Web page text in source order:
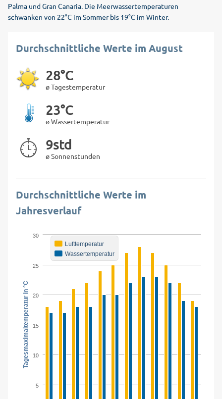
Palma und Gran Canaria. Die Meerwassertemperaturen
schwanken von 22°C im Sommer bis 19°C im Winter.
Durchschnittliche Werte im August
28°C
ø Tagestemperatur
23°C
ø Wassertemperatur
9std
ø Sonnenstunden
Durchschnittliche Werte im
Jahresverlauf
Tagesmaximaltemperatur in °C
Lufttemperatur
Wassertemperatur
5
10
15
20
25
30